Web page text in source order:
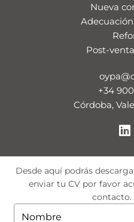
Nueva
Post-
+34
Córdoba,
Desde aquí podrás
enviar tu CV por favor
contacto.
su